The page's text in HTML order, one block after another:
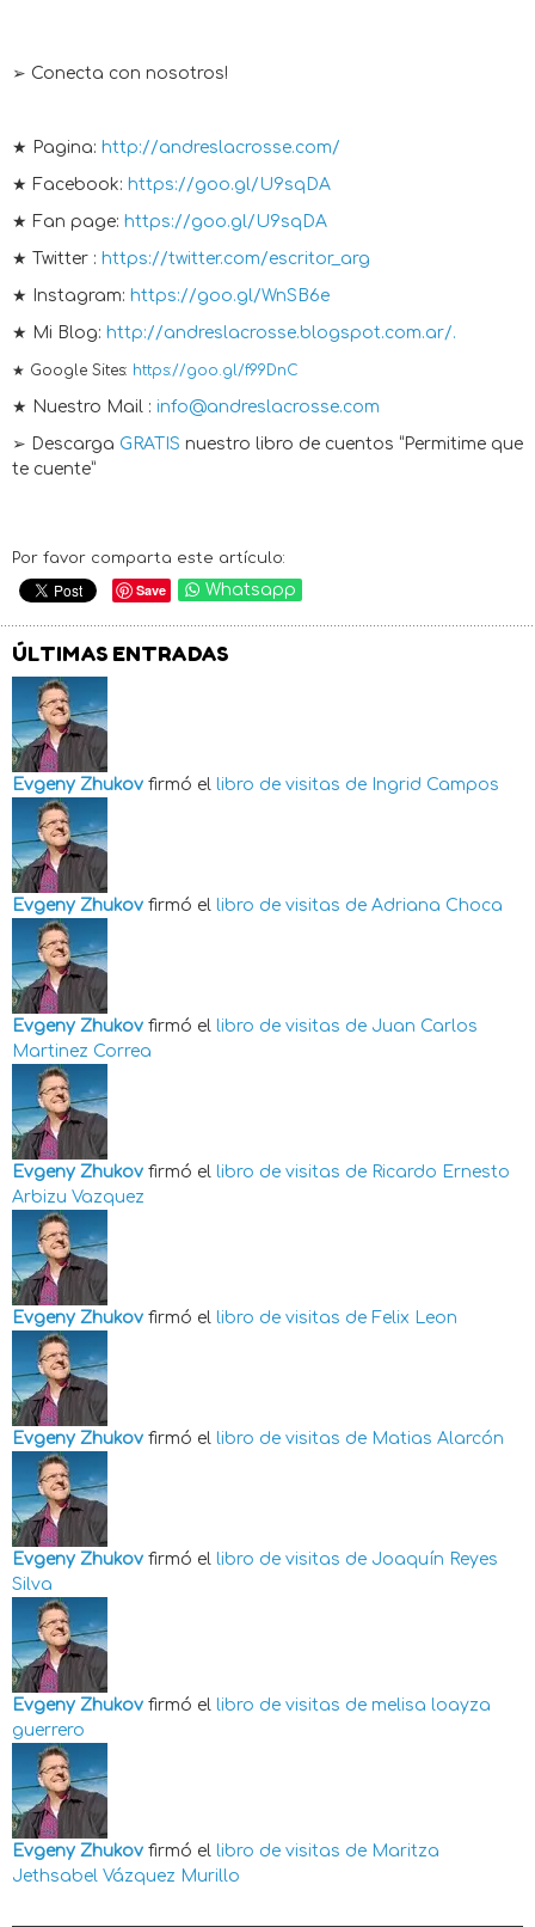
➢ Conecta con nosotros!
★ Pagina: http://andreslacrosse.com/
★ Facebook: https://goo.gl/U9sqDA
★ Fan page: https://goo.gl/U9sqDA
★ Twitter : https://twitter.com/escritor_arg
★ Instagram: https://goo.gl/WnSB6e
★ Mi Blog: http://andreslacrosse.blogspot.com.ar/.
★ Google Sites: https://goo.gl/f99DnC
★ Nuestro Mail : info@andreslacrosse.com
➢ Descarga GRATIS nuestro libro de cuentos “Permitime que
te cuente”
Por favor comparta este artículo:
Save Whatsapp
ÚLTIMAS ENTRADAS
Evgeny Zhukov firmó el libro de visitas de Ingrid Campos
Evgeny Zhukov firmó el libro de visitas de Adriana Choca
Evgeny Zhukov firmó el libro de visitas de Juan Carlos
Martinez Correa
Evgeny Zhukov firmó el libro de visitas de Ricardo Ernesto
Arbizu Vazquez
Evgeny Zhukov firmó el libro de visitas de Felix Leon
Evgeny Zhukov firmó el libro de visitas de Matias Alarcón
Evgeny Zhukov firmó el libro de visitas de Joaquín Reyes
Silva
Evgeny Zhukov firmó el libro de visitas de melisa loayza
guerrero
Evgeny Zhukov firmó el libro de visitas de Maritza
Jethsabel Vázquez Murillo